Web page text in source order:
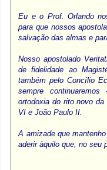
Eu e o Prof. Orlando
para que nossos
salvação das almas e
Nosso apostolado
de fidelidade ao
também pelo Concílio
sempre
ortodoxia do rito novo
VI e João Paulo II.
A amizade que
aderir àquilo que, no seu